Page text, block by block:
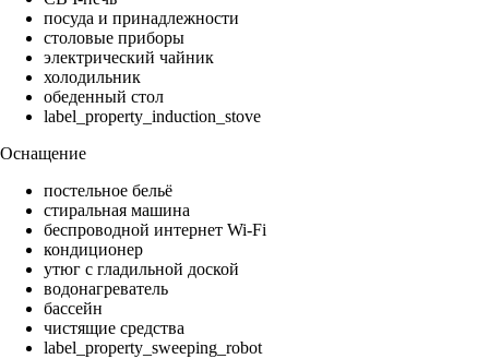
посуда и принадлежности
столовые приборы
электрический чайник
холодильник
обеденный стол
label_property_induction_stove
Оснащение
постельное бельё
стиральная машина
беспроводной интернет Wi-Fi
кондиционер
утюг с гладильной доской
водонагреватель
бассейн
чистящие средства
label_property_sweeping_robot